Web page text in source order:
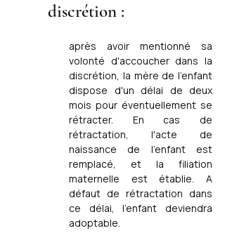
discrétion :
après avoir mentionné sa
volonté d'accoucher dans la
discrétion, la mère de l'enfant
dispose d'un délai de deux
mois pour éventuellement se
rétracter. En cas de
rétractation, l'acte de
naissance de l'enfant est
remplacé, et la filiation
maternelle est établie. A
défaut de rétractation dans
ce délai, l'enfant deviendra
adoptable.